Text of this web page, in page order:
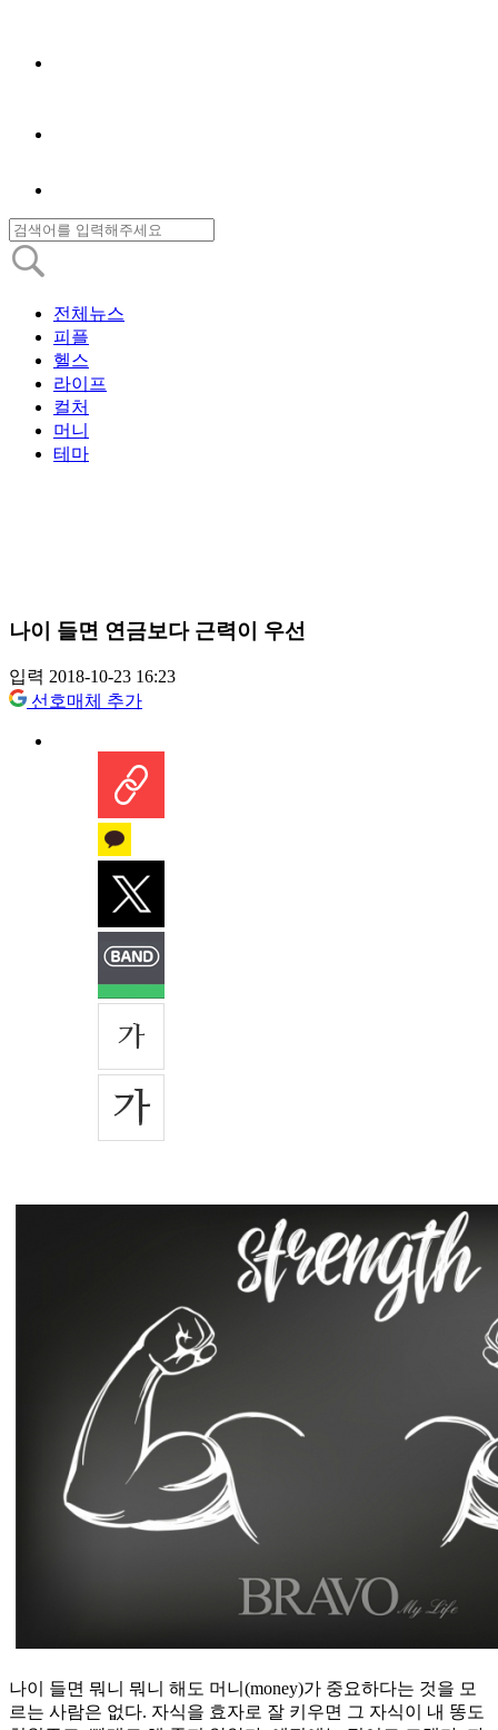
전체뉴스
피플
헬스
라이프
컬처
머니
테마
나이 들면 연금보다 근력이 우선
입력 2018-10-23 16:23
선호매체 추가
나이 들면 뭐니 뭐니 해도 머니(money)가 중요하다는 것을 모
르는 사람은 없다. 자식을 효자로 잘 키우면 그 자식이 내 똥도